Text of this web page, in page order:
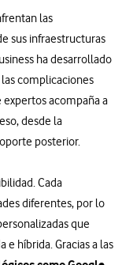
las
sus infraestructuras
ha desarrollado
complicaciones
expertos acompaña a
desde la
posterior.
Cada
diferentes, por lo
que
e híbrida. Gracias a las